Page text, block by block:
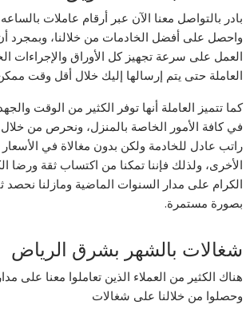
بادر بالتواصل معنا الآن عبر أرقام عاملات
واحصل على أفضل الخادمات من خلالنا، وبمجرد
العمل على سرعة تجهيز كل الأوراق والإجراءات
العاملة حتى يتم إرسالها إليك خلال أقل وقت
كما تتميز العاملة أنها توفر الكثير من الوقت
في كافة الأمور الخاصة بالمنزل، ونحرص من
راتب عادل للخادمة ولكن بدون مغالاة في
الأخرى، ولذلك فإننا تمكنا من اكتساب ثقة ورضا
الكرام على مدار السنوات الماضية ومازلنا نحصد
بصورة مستمرة.
شغالات بالشهر بشرق الرياض
هناك الكثير من العملاء الذين تعاملوا معنا على
وحصلوا من خلالنا على شغالات